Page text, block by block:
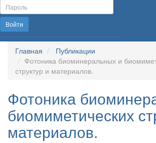
Войти
Главная
Публикации
Фотоника биоминеральных и
структур и материалов.
Фотоника
биомиметических
материалов.